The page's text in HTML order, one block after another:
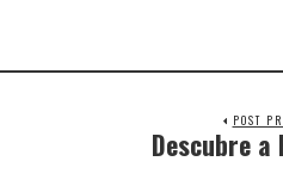
POST
Descubre a